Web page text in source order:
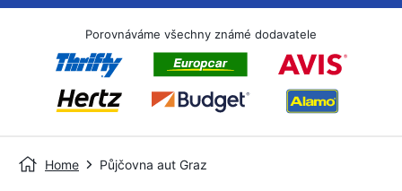
Porovnáváme všechny známé dodavatele
Home Půjčovna aut Graz